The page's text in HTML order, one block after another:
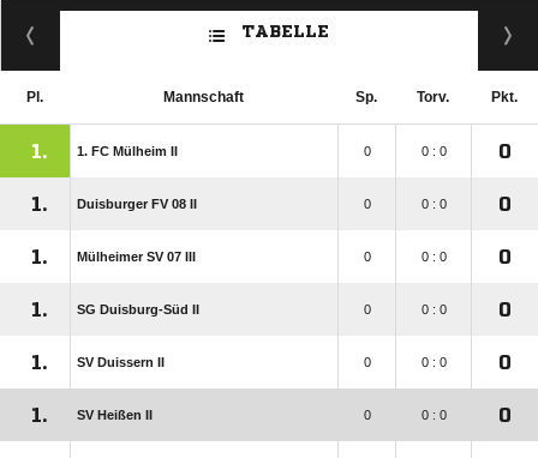
TABELLE
Pl. Mannschaft Sp. Torv. Pkt.
1. 1. FC Mülheim II 0 0 : 0 0
1. Duisburger FV 08 II 0 0 : 0 0
1. Mülheimer SV 07 III 0 0 : 0 0
1. SG Duisburg-Süd II 0 0 : 0 0
1. SV Duissern II 0 0 : 0 0
1. SV Heißen II 0 0 : 0 0